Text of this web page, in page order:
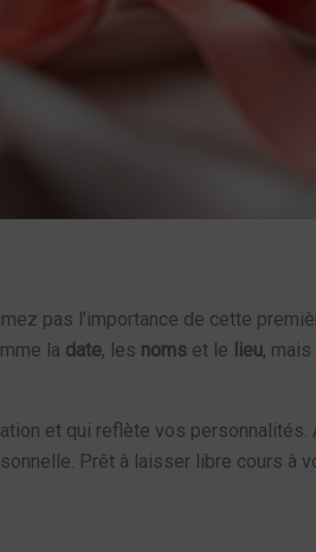
pas l’importance de cette
la date, les noms et le lieu,
et qui reflète vos
Prêt à laisser libre cours à